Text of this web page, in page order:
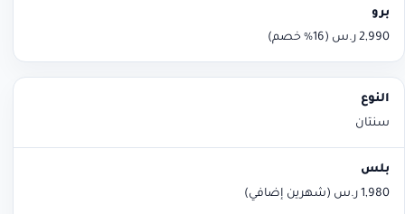
2,990 ر.س (16% خصم)
سنتان
1,980 ر.س (شهرين إضافي)